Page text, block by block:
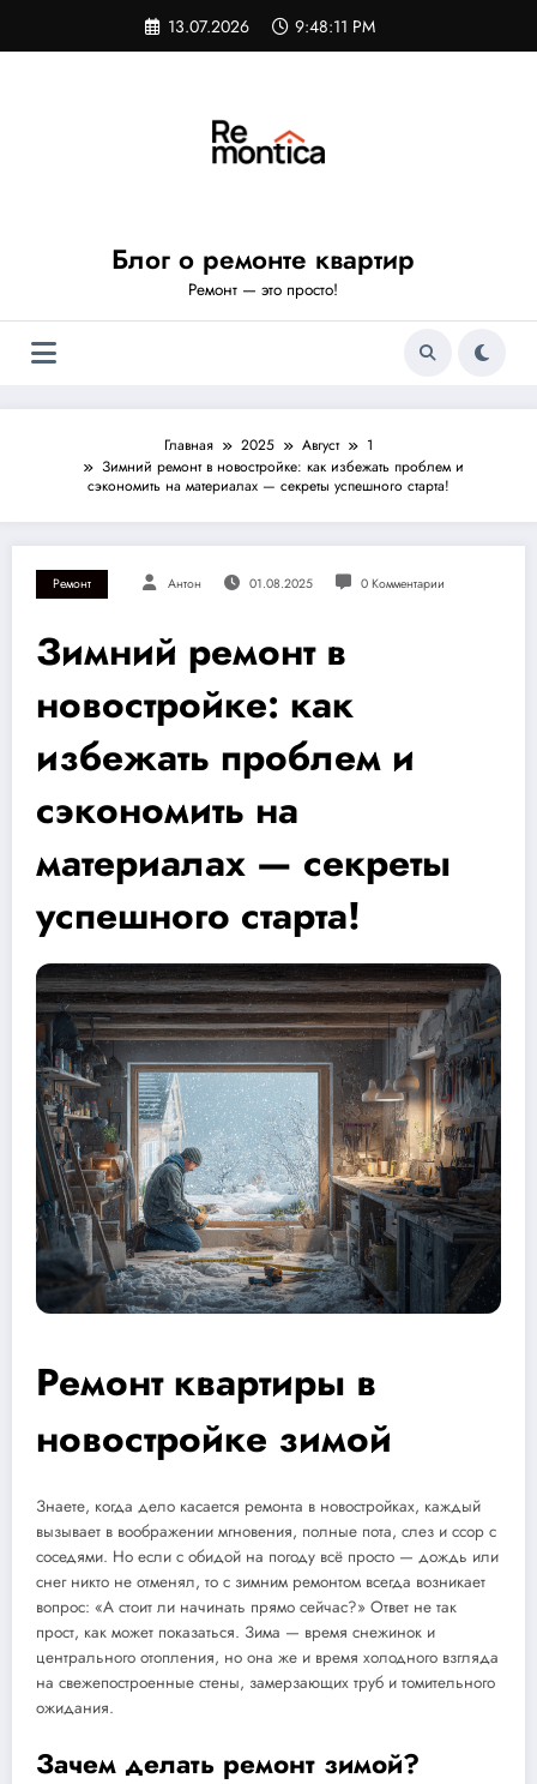
содержимому
13.07.2026 9:48:12 PM
Блог о ремонте квартир
Ремонт — это просто!
Главная 2025 Август
1
Зимний ремонт в новостройке: как избежать проблем и
сэкономить на материалах — секреты успешного старта!
Ремонт Антон 01.08.2025 0 Комментарии
Зимний ремонт в
новостройке: как
избежать проблем и
сэкономить на
материалах — секреты
успешного старта!
Ремонт квартиры в
новостройке зимой
Знаете, когда дело касается ремонта в новостройках, каждый
вызывает в воображении мгновения, полные пота, слез и ссор с
соседями. Но если с обидой на погоду всё просто — дождь или
снег никто не отменял, то с зимним ремонтом всегда возникает
вопрос: «А стоит ли начинать прямо сейчас?» Ответ не так
прост, как может показаться. Зима — время снежинок и
центрального отопления, но она же и время холодного взгляда
на свежепостроенные стены, замерзающих труб и томительного
ожидания.
Зачем делать ремонт зимой?